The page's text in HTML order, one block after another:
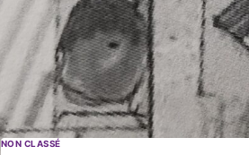
NON CLASSÉ